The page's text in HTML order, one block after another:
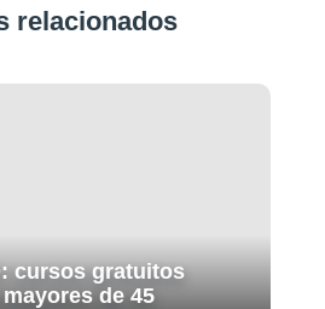
relacionados
cursos gratuitos
de 45